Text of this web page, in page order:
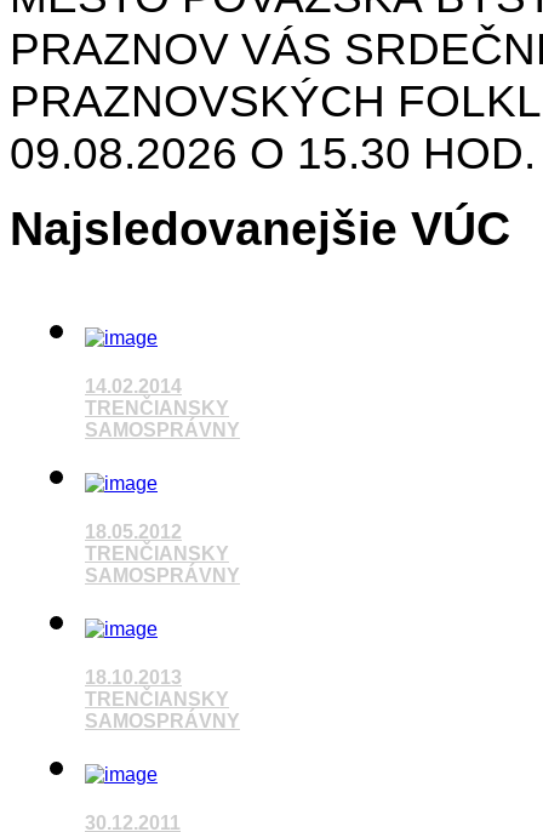
PRAZNOV VÁS
PRAZNOVSKÝCH
09.08.2026 O 15.30
Najsledovanejšie VÚC
14.02.2014
TRENČIANSKY
SAMOSPRÁVNY
Pozrieť video
18.05.2012
TRENČIANSKY
SAMOSPRÁVNY
Pozrieť video
18.10.2013
TRENČIANSKY
SAMOSPRÁVNY
Pozrieť video
30.12.2011